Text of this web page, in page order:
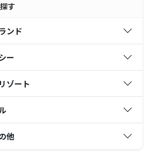
す
ンド
ー
ゾート
他